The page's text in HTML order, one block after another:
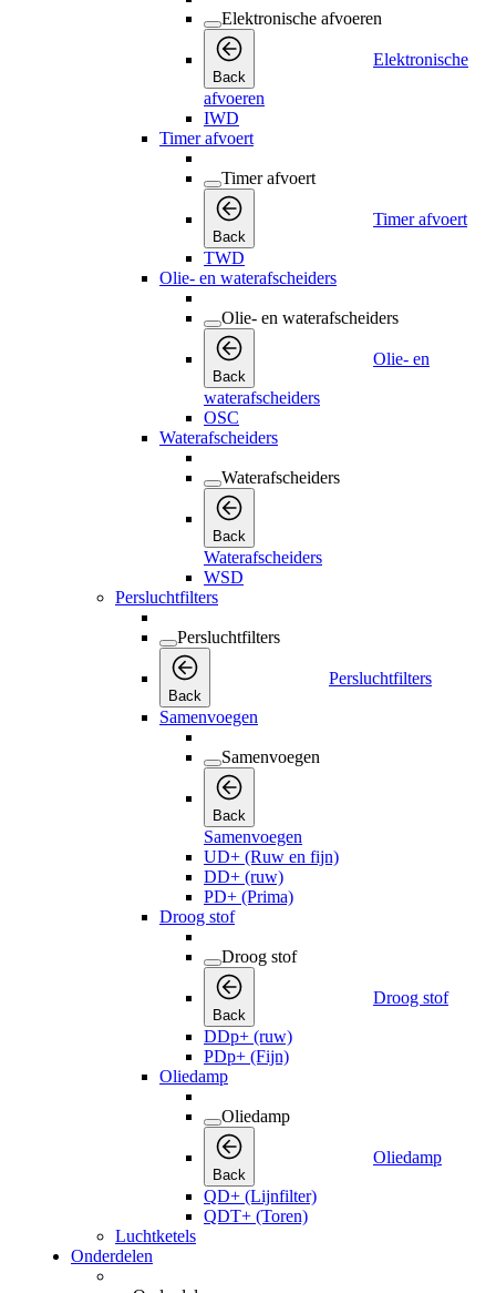
Elektronische afvoeren
Back
Elektronische
afvoeren
IWD
Timer afvoert
Timer afvoert
Back
Timer afvoert
TWD
Olie- en waterafscheiders
Olie- en waterafscheiders
Back
Olie- en
waterafscheiders
OSC
Waterafscheiders
Waterafscheiders
Back
Waterafscheiders
WSD
Persluchtfilters
Persluchtfilters
Back
Persluchtfilters
Samenvoegen
Samenvoegen
Back
Samenvoegen
UD+ (Ruw en fijn)
DD+ (ruw)
PD+ (Prima)
Droog stof
Droog stof
Back
Droog stof
DDp+ (ruw)
PDp+ (Fijn)
Oliedamp
Oliedamp
Back
Oliedamp
QD+ (Lijnfilter)
QDT+ (Toren)
Luchtketels
Onderdelen